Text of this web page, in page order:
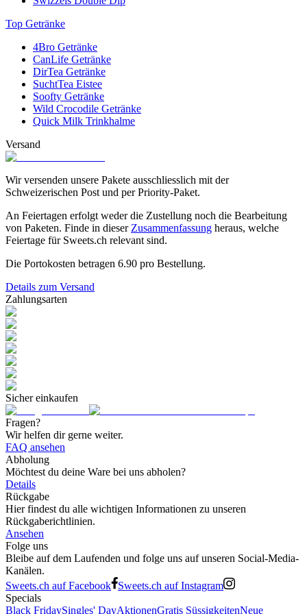
Kanne Glück» und ein «Glückskännchen Hochzeit
gibt es anstelle eines Glückskännchens eine Spardose von Hergo
Design, die wie eine Dose Bier aussieht. Sie heisst «
Mann von Welt» und eignet sich ebenfalls perfekt, um ein
Geldgeschenk auf sympathische Art und Weise zu verpacken. Denn
alle Glückskännchen und Spardosen von Hergo Creation haben
einen Schlitz und können weiterhin als «Sparschwein» genutzt
werden. Ob die beschenkte Person den erhaltenen Betrag zuerst aus
dem Kännchen nimmt und dann weiter spart oder ob die Person den
erhaltenen Betrag zuerst mit eigenen Sparbatzen bis zum
gewünschten Betrag ergänzen will, spielt dabei keine Rolle. Jetzt
online bestellen!
Top Getränke
4Bro Getränke
CanLife Getränke
DirTea Getränke
SuchtTea Eistee
Soofty Getränke
Wild Crocodile Getränke
Quick Milk Trinkhalme
Versand
Wir versenden unsere Pakete ausschliesslich mit der
Schweizerischen Post und per Priority-Paket.
An Feiertagen erfolgt weder die Zustellung noch die Bearbeitung
von Paketen. Finde in dieser Zusammenfassung heraus, welche
Feiertage für Sweets.ch relevant sind.
Die Portokosten betragen 6.90 pro Bestellung.
Details zum Versand
Zahlungsarten
Sicher einkaufen
Fragen?
Wir helfen dir gerne weiter.
FAQ ansehen
Abholung
Möchtest du deine Ware bei uns abholen?
Details
Rückgabe
Hier findest du alle wichtigen Informationen zu unseren
Rückgaberichtlinien.
Ansehen
Folge uns
Bleibe auf dem Laufenden und folge uns auf unseren Social-Media-
Kanälen.
Sweets.ch auf Facebook
Sweets.ch auf Instagram
Specials
Black FridaySingles' DayAktionenGratis SüssigkeitenNeue